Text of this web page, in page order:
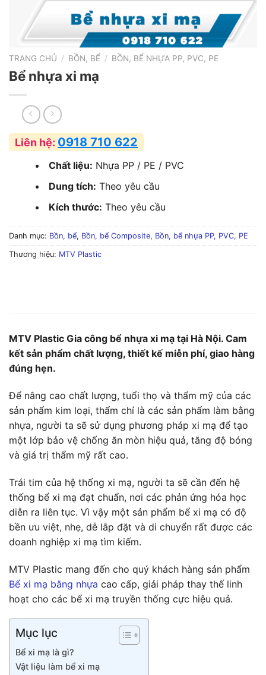
TRANG CHỦ / BỒN, BỂ / BỒN, BỂ NHỰA PP, PVC, PE
Bể nhựa xi mạ
Liên hệ: 0918 710 622
Chất liệu: Nhựa PP / PE / PVC
Dung tích: Theo yêu cầu
Kích thước: Theo yêu cầu
Danh mục: Bồn, bể, Bồn, bể Composite, Bồn, bể nhựa PP, PVC, PE
Thương hiệu: MTV Plastic
MTV Plastic Gia công bể nhựa xi mạ tại Hà Nội. Cam
kết sản phẩm chất lượng, thiết kế miễn phí, giao hàng
đúng hẹn.
Để nâng cao chất lượng, tuổi thọ và thẩm mỹ của các
sản phẩm kim loại, thẩm chí là các sản phẩm làm bằng
nhựa, người ta sẽ sử dụng phương pháp xi mạ để tạo
một lớp bảo vệ chống ăn mòn hiệu quả, tăng độ bóng
và giá trị thẩm mỹ rất cao.
Trái tim của hệ thống xi mạ, người ta sẽ cần đến hệ
thống bể xi mạ đạt chuẩn, nơi các phản ứng hóa học
diễn ra liên tục. Vì vậy một sản phẩm bể xi mạ có độ
bền ưu việt, nhẹ, dễ lắp đặt và di chuyển rất được các
doanh nghiệp xi mạ tìm kiếm.
MTV Plastic mang đến cho quý khách hàng sản phẩm
Bể xi mạ bằng nhựa cao cấp, giải pháp thay thế linh
hoạt cho các bể xi mạ truyền thống cực hiệu quả.
Mục lục
Bể xi mạ là gì?
Vật liệu làm bể xi mạ